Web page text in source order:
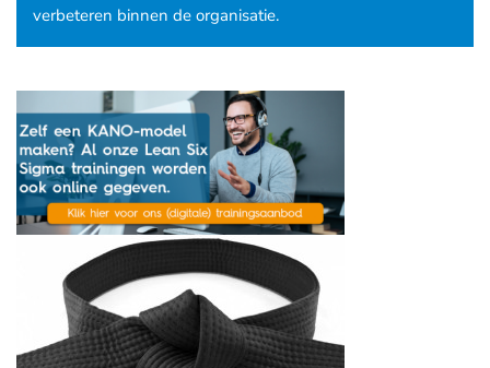
verbeteren binnen de organisatie.